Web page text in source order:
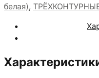
Светлый
(снежно-
белый)
белая),